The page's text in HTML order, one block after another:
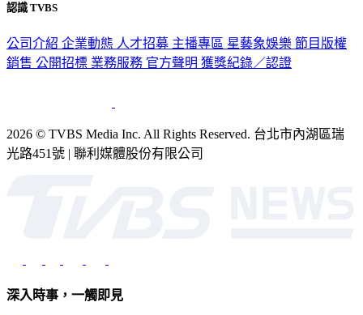
認識 TVBS
公司介紹 企業動態 人才招募 主播專區 星藝象娛樂 節目版權
銷售 公開招標 業務服務 官方聲明 獲獎紀錄／認證
2026 © TVBS Media Inc. All Rights Reserved. 台北市內湖區瑞
光路451號 | 聯利媒體股份有限公司
深入時事，一觸即見